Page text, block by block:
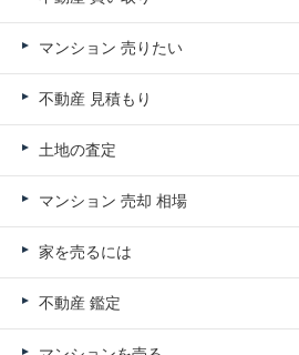
マンション 売りたい
不動産 見積もり
土地の査定
マンション 売却 相場
家を売るには
不動産 鑑定